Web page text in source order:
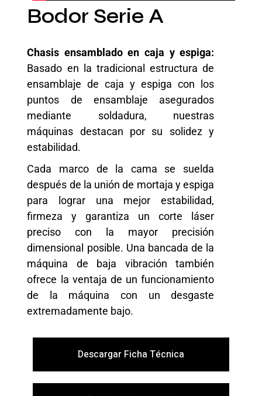
Bodor Serie A
Chasis ensamblado en caja y espiga:
Basado en la tradicional estructura de
ensamblaje de caja y espiga con los
puntos de ensamblaje asegurados
mediante soldadura, nuestras
máquinas destacan por su solidez y
estabilidad.
Cada marco de la cama se suelda
después de la unión de mortaja y espiga
para lograr una mejor estabilidad,
firmeza y garantiza un corte láser
preciso con la mayor precisión
dimensional posible. Una bancada de la
máquina de baja vibración también
ofrece la ventaja de un funcionamiento
de la máquina con un desgaste
extremadamente bajo.
Descargar Ficha Técnica